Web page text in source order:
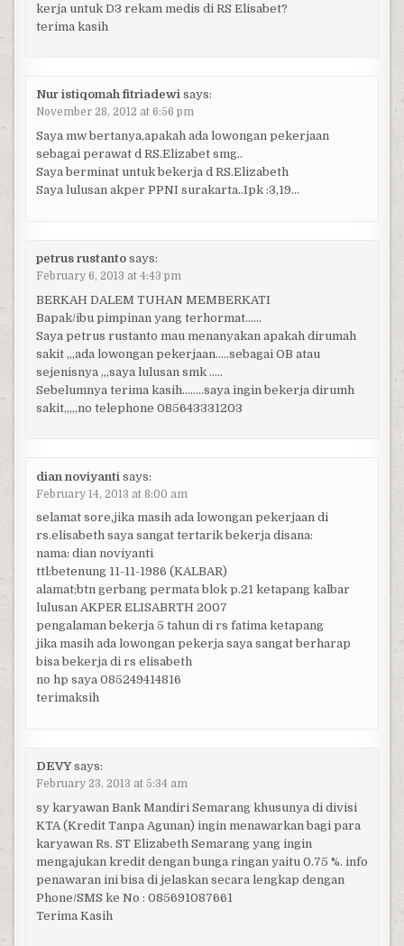
kerja untuk D3 rekam medis di RS Elisabet?
terima kasih
Nur istiqomah fitriadewi says:
November 28, 2012 at 6:56 pm
Saya mw bertanya,apakah ada lowongan pekerjaan
sebagai perawat d RS.Elizabet smg..
Saya berminat untuk bekerja d RS.Elizabeth
Saya lulusan akper PPNI surakarta..Ipk :3,19…
petrus rustanto says:
February 6, 2013 at 4:43 pm
BERKAH DALEM TUHAN MEMBERKATI
Bapak/ibu pimpinan yang terhormat……
Saya petrus rustanto mau menanyakan apakah dirumah
sakit ,,,ada lowongan pekerjaan…..sebagai OB atau
sejenisnya ,,,saya lulusan smk …..
Sebelumnya terima kasih……..saya ingin bekerja dirumh
sakit,,,,,no telephone 085643331203
dian noviyanti says:
February 14, 2013 at 8:00 am
selamat sore,jika masih ada lowongan pekerjaan di
rs.elisabeth saya sangat tertarik bekerja disana:
nama: dian noviyanti
ttl:betenung 11-11-1986 (KALBAR)
alamat;btn gerbang permata blok p.21 ketapang kalbar
lulusan AKPER ELISABRTH 2007
pengalaman bekerja 5 tahun di rs fatima ketapang
jika masih ada lowongan pekerja saya sangat berharap
bisa bekerja di rs elisabeth
no hp saya 085249414816
terimaksih
DEVY says:
February 23, 2013 at 5:34 am
sy karyawan Bank Mandiri Semarang khusunya di divisi
KTA (Kredit Tanpa Agunan) ingin menawarkan bagi para
karyawan Rs. ST Elizabeth Semarang yang ingin
mengajukan kredit dengan bunga ringan yaitu 0.75 %. info
penawaran ini bisa di jelaskan secara lengkap dengan
Phone/SMS ke No : 085691087661
Terima Kasih